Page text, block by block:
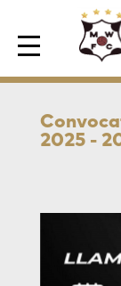
Area de
2025 -